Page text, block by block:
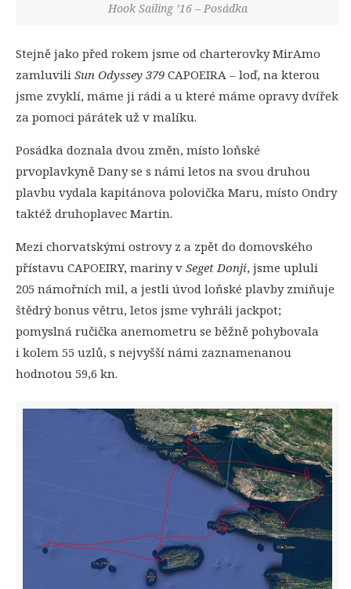
Hook Sailing ’16 – Posádka
Stejně jako před rokem jsme od charterovky MirAmo
zamluvili Sun Odyssey 379 CAPOEIRA – loď, na kterou
jsme zvyklí, máme ji rádi a u které máme opravy dvířek
za pomoci párátek už v malíku.
Posádka doznala dvou změn, místo loňské
prvoplavkyně Dany se s námi letos na svou druhou
plavbu vydala kapitánova polovička Maru, místo Ondry
taktéž druhoplavec Martin.
Mezi chorvatskými ostrovy z a zpět do domovského
přístavu CAPOEIRY, mariny v Seget Donji, jsme upluli
205 námořních mil, a jestli úvod loňské plavby zmiňuje
štědrý bonus větru, letos jsme vyhráli jackpot;
pomyslná ručička anemometru se běžně pohybovala
i kolem 55 uzlů, s nejvyšší námi zaznamenanou
hodnotou 59,6 kn.